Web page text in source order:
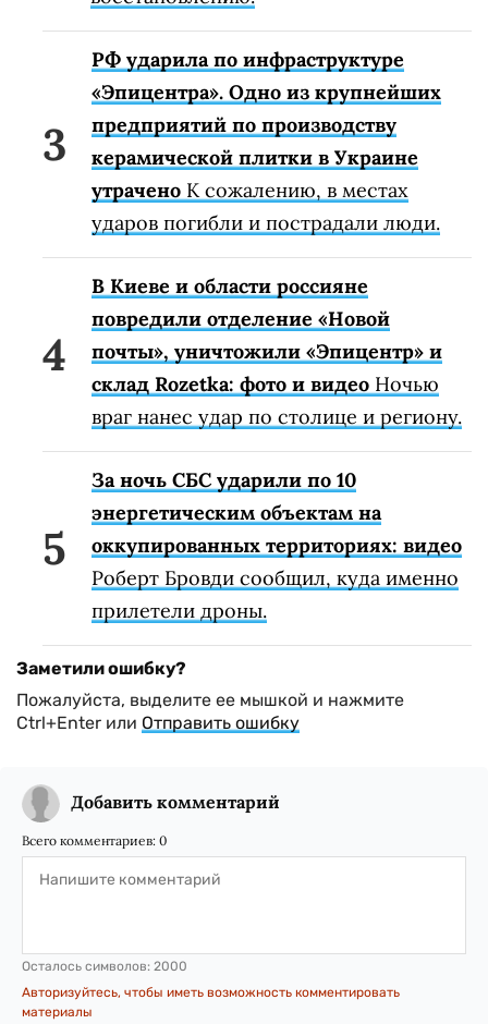
РФ ударила по инфраструктуре
«Эпицентра». Одно из крупнейших
предприятий по производству
керамической плитки в Украине
утрачено К сожалению, в местах
ударов погибли и пострадали люди.
В Киеве и области россияне
повредили отделение «Новой
почты», уничтожили «Эпицентр» и
склад Rozetka: фото и видео Ночью
враг нанес удар по столице и региону.
За ночь СБС ударили по 10
энергетическим объектам на
оккупированных территориях: видео
Роберт Бровди сообщил, куда именно
прилетели дроны.
Заметили ошибку?
Пожалуйста, выделите ее мышкой и нажмите
Ctrl+Enter или Отправить ошибку
Добавить комментарий
Всего комментариев: 0
Осталось символов: 2000
Авторизуйтесь, чтобы иметь возможность комментировать
материалы